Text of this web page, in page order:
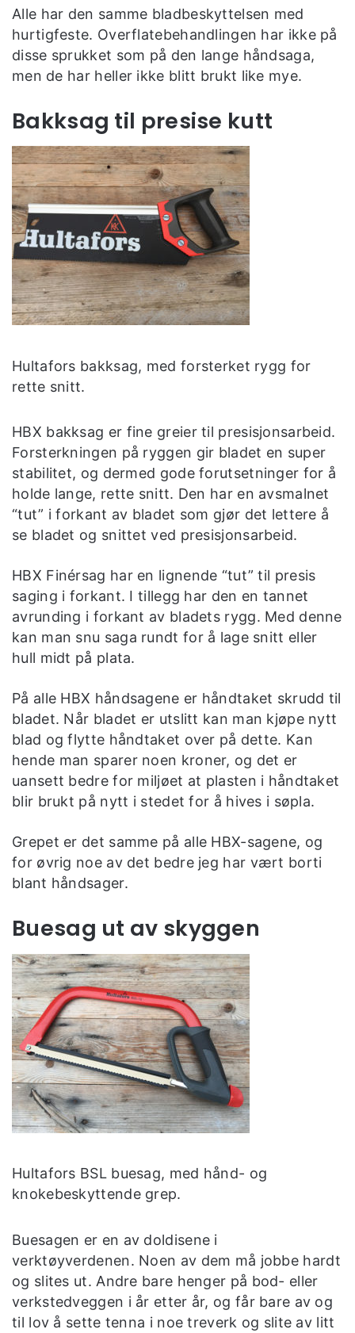
Alle har den samme bladbeskyttelsen med
hurtigfeste. Overflatebehandlingen har ikke på
disse sprukket som på den lange håndsaga,
men de har heller ikke blitt brukt like mye.
Bakksag til presise kutt
Hultafors bakksag, med forsterket rygg for
rette snitt.
HBX bakksag er fine greier til presisjonsarbeid.
Forsterkningen på ryggen gir bladet en super
stabilitet, og dermed gode forutsetninger for å
holde lange, rette snitt. Den har en avsmalnet
“tut” i forkant av bladet som gjør det lettere å
se bladet og snittet ved presisjonsarbeid.
HBX Finérsag har en lignende “tut” til presis
saging i forkant. I tillegg har den en tannet
avrunding i forkant av bladets rygg. Med denne
kan man snu saga rundt for å lage snitt eller
hull midt på plata.
På alle HBX håndsagene er håndtaket skrudd til
bladet. Når bladet er utslitt kan man kjøpe nytt
blad og flytte håndtaket over på dette. Kan
hende man sparer noen kroner, og det er
uansett bedre for miljøet at plasten i håndtaket
blir brukt på nytt i stedet for å hives i søpla.
Grepet er det samme på alle HBX-sagene, og
for øvrig noe av det bedre jeg har vært borti
blant håndsager.
Buesag ut av skyggen
Hultafors BSL buesag, med hånd- og
knokebeskyttende grep.
Buesagen er en av doldisene i
verktøyverdenen. Noen av dem må jobbe hardt
og slites ut. Andre bare henger på bod- eller
verkstedveggen i år etter år, og får bare av og
til lov å sette tenna i noe treverk og slite av litt